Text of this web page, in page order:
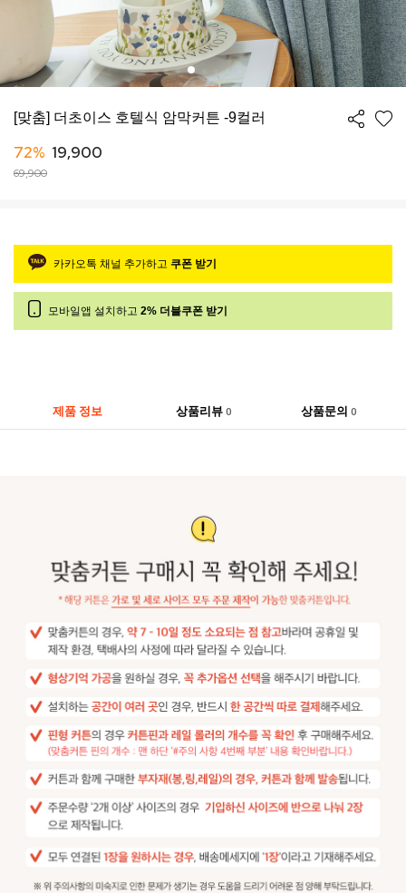
[맞춤] 더초이스 호텔식 암막커튼 -9컬러
72% 19,900
69,900
카카오톡 채널 추가하고 쿠폰 받기
모바일앱 설치하고 2% 더블쿠폰 받기
제품 정보 상품리뷰 0 상품문의0